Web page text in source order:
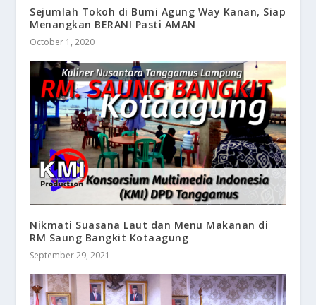
Sejumlah Tokoh di Bumi Agung Way Kanan, Siap
Menangkan BERANI Pasti AMAN
October 1, 2020
Nikmati Suasana Laut dan Menu Makanan di
RM Saung Bangkit Kotaagung
September 29, 2021